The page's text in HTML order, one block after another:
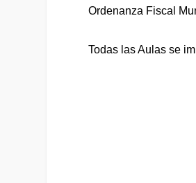
Ordenanza Fiscal
Todas las Aulas se